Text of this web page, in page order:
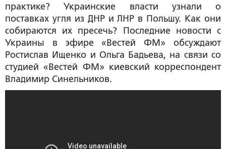
практике? Украинские власти узнали о
поставках угля из ДНР и ЛНР в Польшу. Как они
собираются их пресечь? Последние новости с
Украины в эфире «Вестей ФМ» обсуждают
Ростислав Ищенко и Ольга Бадьева, на связи со
студией «Вестей ФМ» киевский корреспондент
Владимир Синельников.